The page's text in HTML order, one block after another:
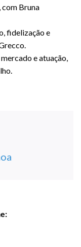
Bruna
fidelização e
e atuação,